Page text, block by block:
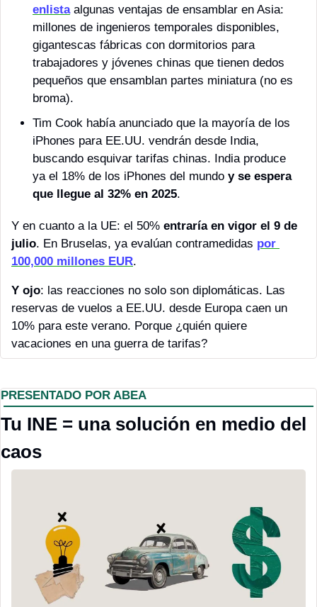
enlista algunas ventajas de ensamblar en Asia:
millones de ingenieros temporales disponibles,
gigantescas fábricas con dormitorios para
trabajadores y jóvenes chinas que tienen dedos
pequeños que ensamblan partes miniatura (no es
broma).
Tim Cook había anunciado que la mayoría de los
iPhones para EE.UU. vendrán desde India,
buscando esquivar tarifas chinas. India produce
ya el 18% de los iPhones del mundo y se espera
que llegue al 32% en 2025.
Y en cuanto a la UE: el 50% entraría en vigor el 9 de
julio. En Bruselas, ya evalúan contramedidas por
100,000 millones EUR.
Y ojo: las reacciones no solo son diplomáticas. Las
reservas de vuelos a EE.UU. desde Europa caen un
10% para este verano. Porque ¿quién quiere
vacaciones en una guerra de tarifas?
PRESENTADO POR ABEA
Tu INE = una solución en medio del
caos